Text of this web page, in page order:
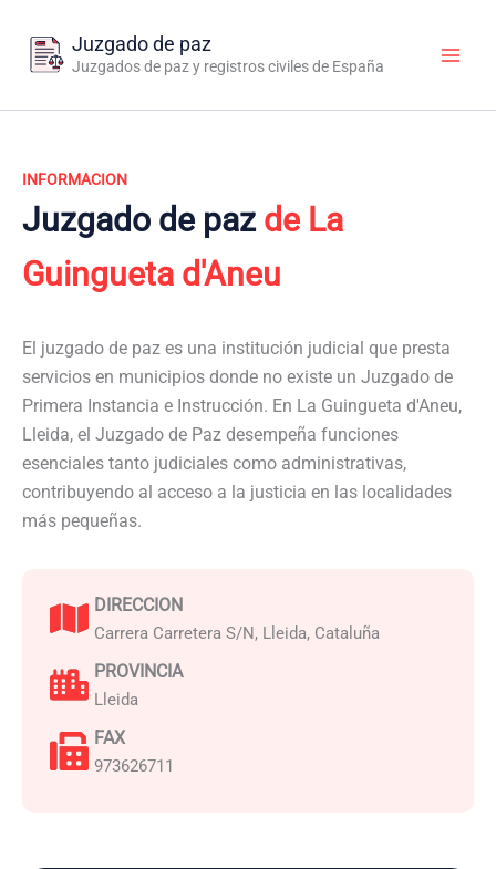
contenido
Juzgado de paz
Juzgados de paz y registros civiles de España
INFORMACION
Juzgado de paz de La
Guingueta d'Aneu
El juzgado de paz es una institución judicial que presta
servicios en municipios donde no existe un Juzgado de
Primera Instancia e Instrucción. En La Guingueta d'Aneu,
Lleida, el Juzgado de Paz desempeña funciones
esenciales tanto judiciales como administrativas,
contribuyendo al acceso a la justicia en las localidades
más pequeñas.
DIRECCION
Carrera Carretera S/N, Lleida, Cataluña
PROVINCIA
Lleida
FAX
973626711